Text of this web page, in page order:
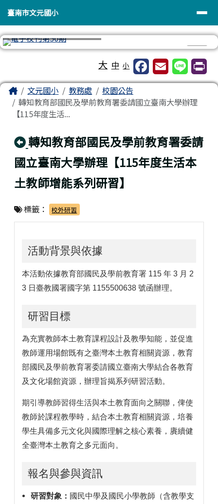
臺南市文元國小
導覽列
臺南市文元國小
大 中 小
主內容區域
Home文元國小 教務處
校園公告
轉知教育部國民及學前教育署委請國立臺南大學辦理
【115年度生活...
回上頁
轉知教育部國民及學前教育署委請
國立臺南大學辦理【115年度生活本
土教師增能系列研習】
標籤： 校外研習
活動背景與依據
本活動依據教育部國民及學前教育署 115 年 3 月 2
3 日臺教國署國字第 1155500638 號函辦理。
研習目標
為充實教師本土教育課程設計及教學知能，並促進
教師運用場館既有之臺灣本土教育相關資源，教育
部國民及學前教育署委請國立臺南大學結合各教育
及文化場館資源，辦理旨揭系列研習活動。
期引導教師習得生活與本土教育面向之關聯，俾使
教師於課程教學時，結合本土教育相關資源，培養
學生具備多元文化與國際理解之核心素養，賡續健
全臺灣本土教育之多元面向。
報名與參與資訊
研習對象： 國民中學及國民小學教師（含教學支
頁尾區域